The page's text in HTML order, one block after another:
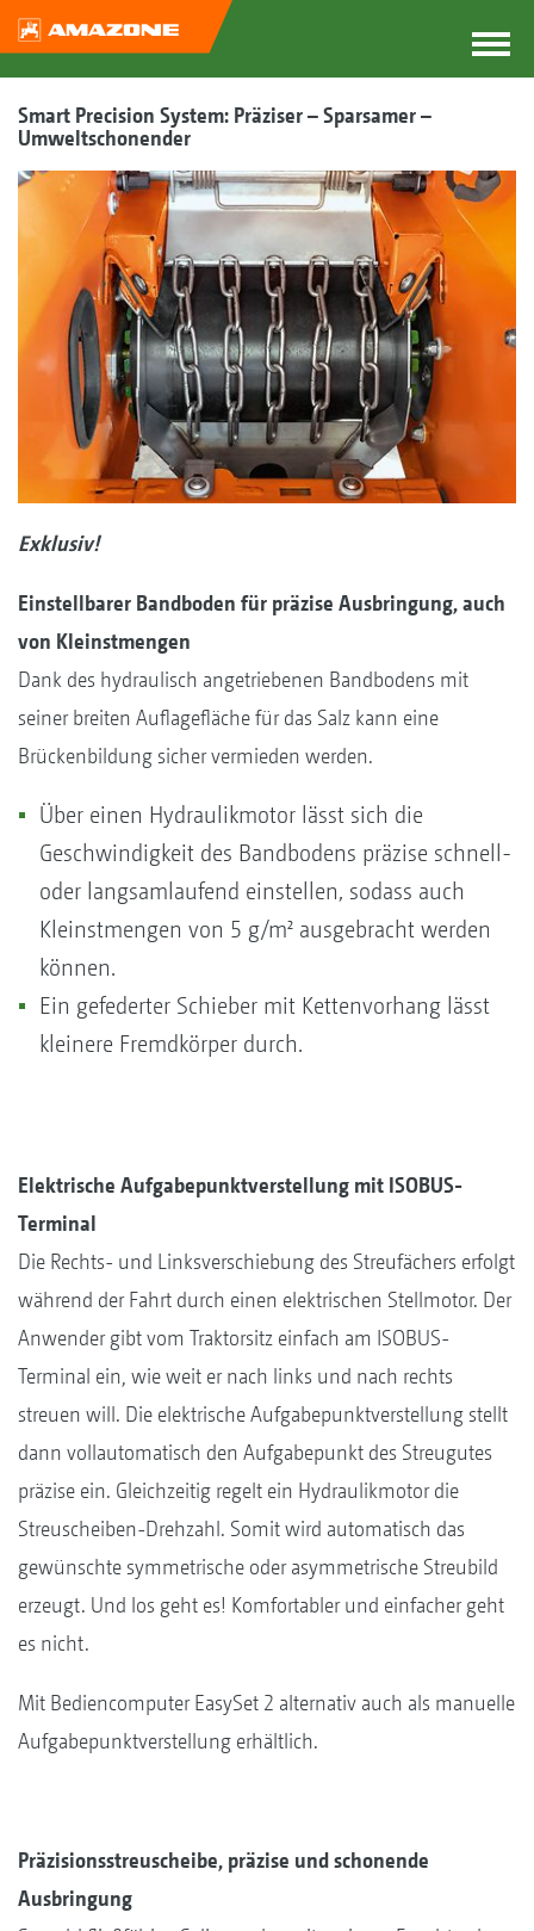
Smart Precision System: Präziser – Sparsamer –
Umweltschonender
Exklusiv!
Einstellbarer Bandboden für präzise Ausbringung, auch
von Kleinstmengen
Dank des hydraulisch angetriebenen Bandbodens mit
seiner breiten Auflagefläche für das Salz kann eine
Brückenbildung sicher vermieden werden.
Über einen Hydraulikmotor lässt sich die
Geschwindigkeit des Bandbodens präzise schnell-
oder langsamlaufend einstellen, sodass auch
Kleinstmengen von 5 g/m² ausgebracht werden
können.
Ein gefederter Schieber mit Kettenvorhang lässt
kleinere Fremdkörper durch.
Elektrische Aufgabepunktverstellung mit ISOBUS-
Terminal
Die Rechts- und Linksverschiebung des Streufächers erfolgt
während der Fahrt durch einen elektrischen Stellmotor. Der
Anwender gibt vom Traktorsitz einfach am ISOBUS-
Terminal ein, wie weit er nach links und nach rechts
streuen will. Die elektrische Aufgabepunktverstellung stellt
dann vollautomatisch den Aufgabepunkt des Streugutes
präzise ein. Gleichzeitig regelt ein Hydraulikmotor die
Streuscheiben-Drehzahl. Somit wird automatisch das
gewünschte symmetrische oder asymmetrische Streubild
erzeugt. Und los geht es! Komfortabler und einfacher geht
es nicht.
Mit Bediencomputer EasySet 2 alternativ auch als manuelle
Aufgabepunktverstellung erhältlich.
Präzisionsstreuscheibe, präzise und schonende
Ausbringung